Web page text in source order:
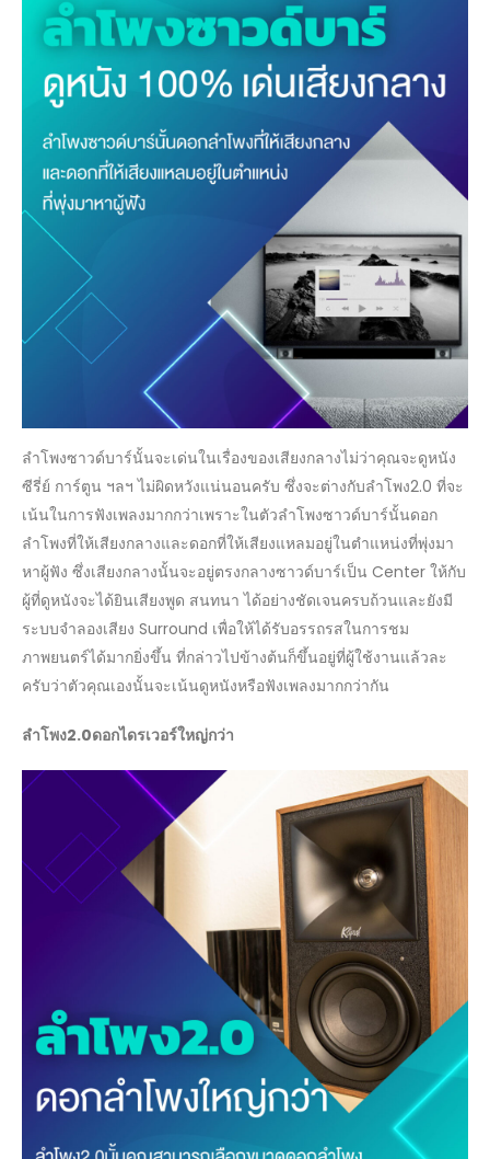
ลำโพงซาวด์บาร์นั้นจะเด่นในเรื่องของเสียงกลางไม่ว่าคุณจะดูหนัง
ซีรี่ย์ การ์ตูน ฯลฯ ไม่ผิดหวังแน่นอนครับ ซึ่งจะต่างกับลำโพง2.0 ที่จะ
เน้นในการฟังเพลงมากกว่าเพราะในตัวลำโพงซาวด์บาร์นั้นดอก
ลำโพงที่ให้เสียงกลางและดอกที่ให้เสียงแหลมอยู่ในตำแหน่งที่พุ่งมา
หาผู้ฟัง ซึ่งเสียงกลางนั้นจะอยู่ตรงกลางซาวด์บาร์เป็น Center ให้กับ
ผู้ที่ดูหนังจะได้ยินเสียงพูด สนทนา ได้อย่างชัดเจนครบถ้วนและยังมี
ระบบจำลองเสียง Surround เพื่อให้ได้รับอรรถรสในการชม
ภาพยนตร์ได้มากยิ่งขึ้น ที่กล่าวไปข้างต้นก็ขึ้นอยู่ที่ผู้ใช้งานแล้วละ
ครับว่าตัวคุณเองนั้นจะเน้นดูหนังหรือฟังเพลงมากกว่ากัน
ลำโพง2.0ดอกไดรเวอร์ใหญ่กว่า